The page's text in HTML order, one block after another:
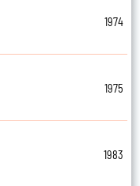
1974
1975
1983